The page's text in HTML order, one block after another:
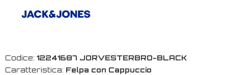
Codice: 12241687 JORVESTERBRO-BLACK
Caratteristica: Felpa con Cappuccio